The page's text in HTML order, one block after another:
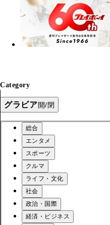
Category
グラビア開/閉
総合
エンタメ
スポーツ
クルマ
ライフ・文化
社会
政治・国際
経済・ビジネス